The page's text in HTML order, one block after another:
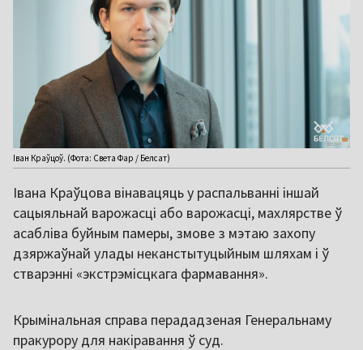
Іван Краўцоў. (Фота: Света Фар / Белсат)
Івана Краўцова вінавацяць у распальванні іншай
сацыяльнай варожасці або варожасці, махлярстве ў
асабліва буйным памеры, змове з мэтаю захопу
дзяржаўнай улады неканстытуцыйным шляхам і ў
стварэнні «экстрэмісцкага фармавання».
Крымінальная справа перададзеная Генеральнаму
пракурору для накіравання ў суд.